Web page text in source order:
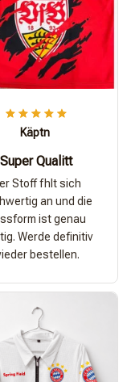
Käptn
Super Qualitt
Stoff fhlt sich
an und die
ist genau
Werde definitiv
bestellen.